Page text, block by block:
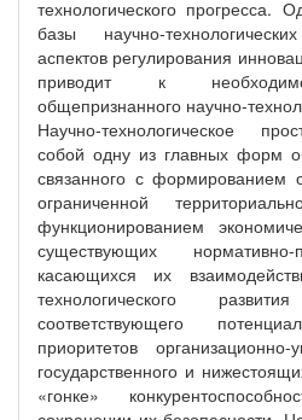
технологического прогресса.
базы научно-
аспектов регулирования
приводит к
общепризнанного научно-
Научно-технологическое
собой одну из главных форм
связанного с формированием
ограниченной
функционированием
существующих нормативно-
касающихся их
технологического
соответствующего
приоритетов организационно-
государственного и
«гонке»